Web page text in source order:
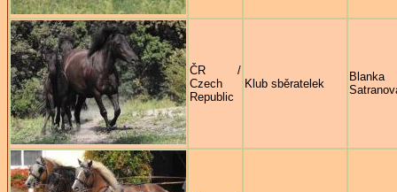
ČR /
Czech
Republic
Klub sběratelek
Blanka